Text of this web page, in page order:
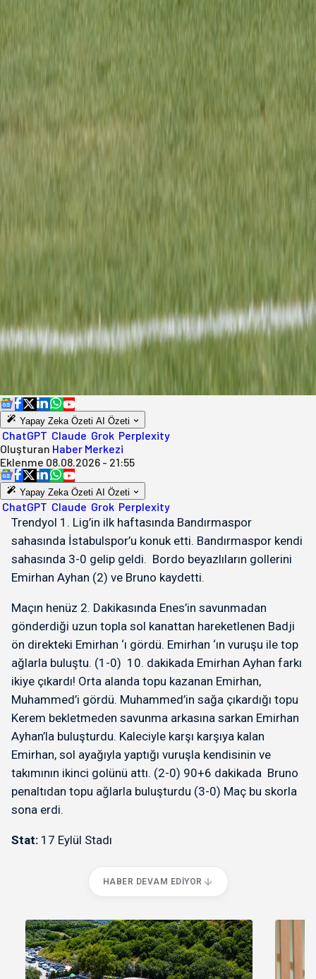
Yapay Zeka Özeti AI Özeti
ChatGPT Claude Grok Perplexity
Oluşturan Haber Merkezi
Eklenme 08.08.2026 - 21:55
Yapay Zeka Özeti AI Özeti
ChatGPT Claude Grok Perplexity
Trendyol 1. Lig’in ilk haftasında Bandırmaspor
sahasında İstabulspor’u konuk etti. Bandırmaspor kendi
sahasında 3-0 gelip geldi. Bordo beyazlıların gollerini
Emirhan Ayhan (2) ve Bruno kaydetti.
Maçın henüz 2. Dakikasında Enes’in savunmadan
gönderdiği uzun topla sol kanattan hareketlenen Badji
ön direkteki Emirhan ‘ı gördü. Emirhan ‘ın vuruşu ile top
ağlarla buluştu. (1-0) 10. dakikada Emirhan Ayhan farkı
ikiye çıkardı! Orta alanda topu kazanan Emirhan,
Muhammed’i gördü. Muhammed’in sağa çıkardığı topu
Kerem bekletmeden savunma arkasına sarkan Emirhan
Ayhan’la buluşturdu. Kaleciyle karşı karşıya kalan
Emirhan, sol ayağıyla yaptığı vuruşla kendisinin ve
takımının ikinci golünü attı. (2-0) 90+6 dakikada Bruno
penaltıdan topu ağlarla buluşturdu (3-0) Maç bu skorla
sona erdi.
Stat: 17 Eylül Stadı
HABER DEVAM EDIYOR